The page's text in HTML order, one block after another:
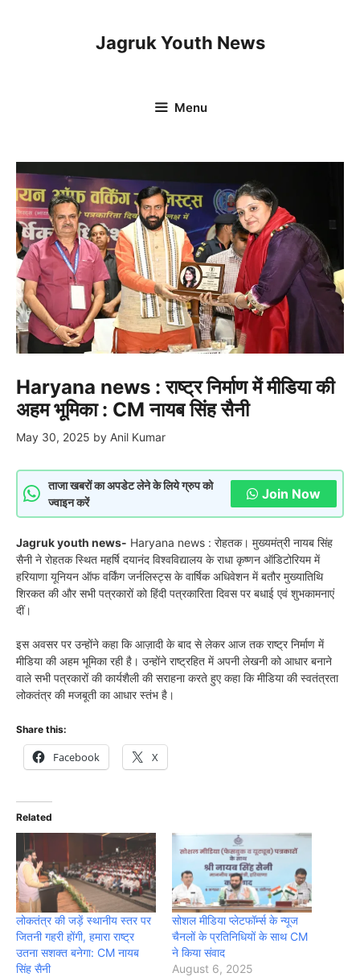
Jagruk Youth News
Menu
Haryana news : राष्ट्र निर्माण में मीडिया की
अहम भूमिका : CM नायब सिंह सैनी
May 30, 2025 by Anil Kumar
ताजा खबरों का अपडेट लेने के लिये ग्रुप को
ज्वाइन करें
Join Now
Jagruk youth news- Haryana news : रोहतक। मुख्यमंत्री नायब सिंह
सैनी ने रोहतक स्थित महर्षि दयानंद विश्वविद्यालय के राधा कृष्णन ऑडिटोरियम में
हरियाणा यूनियन ऑफ वर्किंग जर्नलिस्ट्स के वार्षिक अधिवेशन में बतौर मुख्यातिथि
शिरकत की और सभी पत्रकारों को हिंदी पत्रकारिता दिवस पर बधाई एवं शुभकामनाएं
दीं।
इस अवसर पर उन्होंने कहा कि आज़ादी के बाद से लेकर आज तक राष्ट्र निर्माण में
मीडिया की अहम भूमिका रही है। उन्होंने राष्ट्रहित में अपनी लेखनी को आधार बनाने
वाले सभी पत्रकारों की कार्यशैली की सराहना करते हुए कहा कि मीडिया की स्वतंत्रता
लोकतंत्र की मजबूती का आधार स्तंभ है।
Share this:
Facebook X
Related
लोकतंत्र की जड़ें स्थानीय स्तर पर
जितनी गहरी होंगी, हमारा राष्ट्र
उतना सशक्त बनेगा: CM नायब
सिंह सैनी
सोशल मीडिया प्लेटफॉर्म्स के न्यूज
चैनलों के प्रतिनिधियों के साथ CM
ने किया संवाद
August 6, 2025